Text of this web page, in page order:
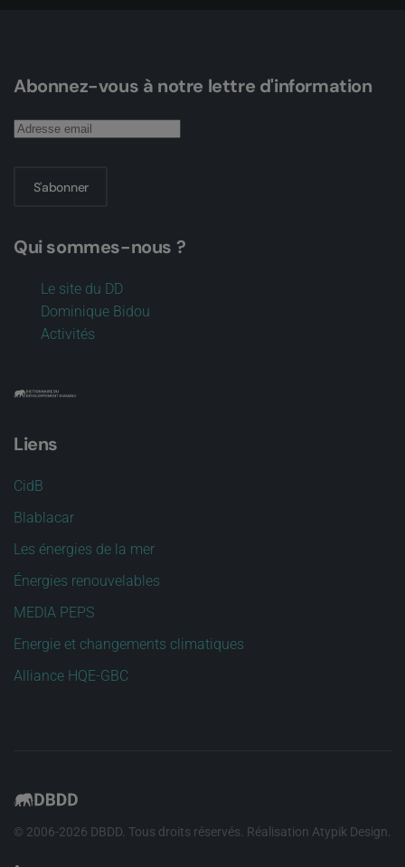
Abonnez-vous à notre lettre d'information
S'abonner
Qui sommes-nous ?
Le site du DD
Dominique Bidou
Activités
Liens
CidB
Blablacar
Les énergies de la mer
Énergies renouvelables
MEDIA PEPS
Energie et changements climatiques
Alliance HQE-GBC
© 2006-2026 DBDD. Tous droits réservés. Réalisation Atypik Design